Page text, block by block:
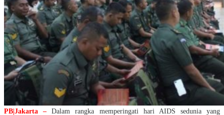
PB|Jakarta –Dalam rangka memperingati hari AIDS sedunia yang